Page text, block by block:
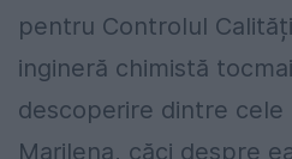
pentru Controlul
ingineră chimistă
descoperire dintre cele
Marilena, căci despre